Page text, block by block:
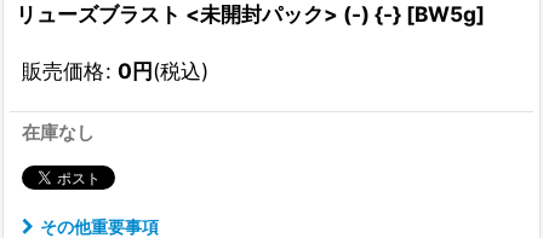
リューズブラスト <未開封パック> (-) {-} [BW5g]
販売価格: 0円(税込)
在庫なし
その他重要事項